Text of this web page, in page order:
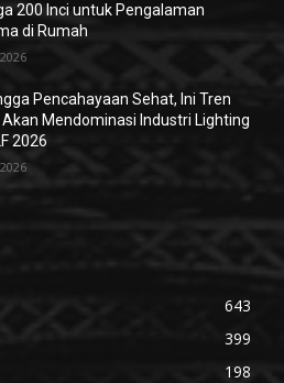
200 Inci untuk Pengalaman
di Rumah
Pencahayaan Sehat, Ini Tren
Mendominasi Industri Lighting
2026
643
399
198